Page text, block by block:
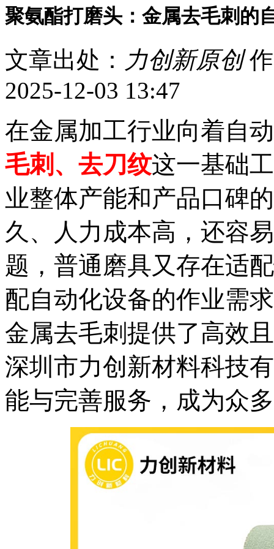
聚氨酯打磨头：金属去毛刺的
文章出处： 力创新原创
2025-12-03 13:47
在金属加工行业向着自
毛刺、去刀纹这一基础
业整体产能和产品口碑
久、人力成本高，还容
题，普通磨具又存在适
配自动化设备的作业需
金属去毛刺提供了高效
深圳市力创新材料科技
能与完善服务，成为众